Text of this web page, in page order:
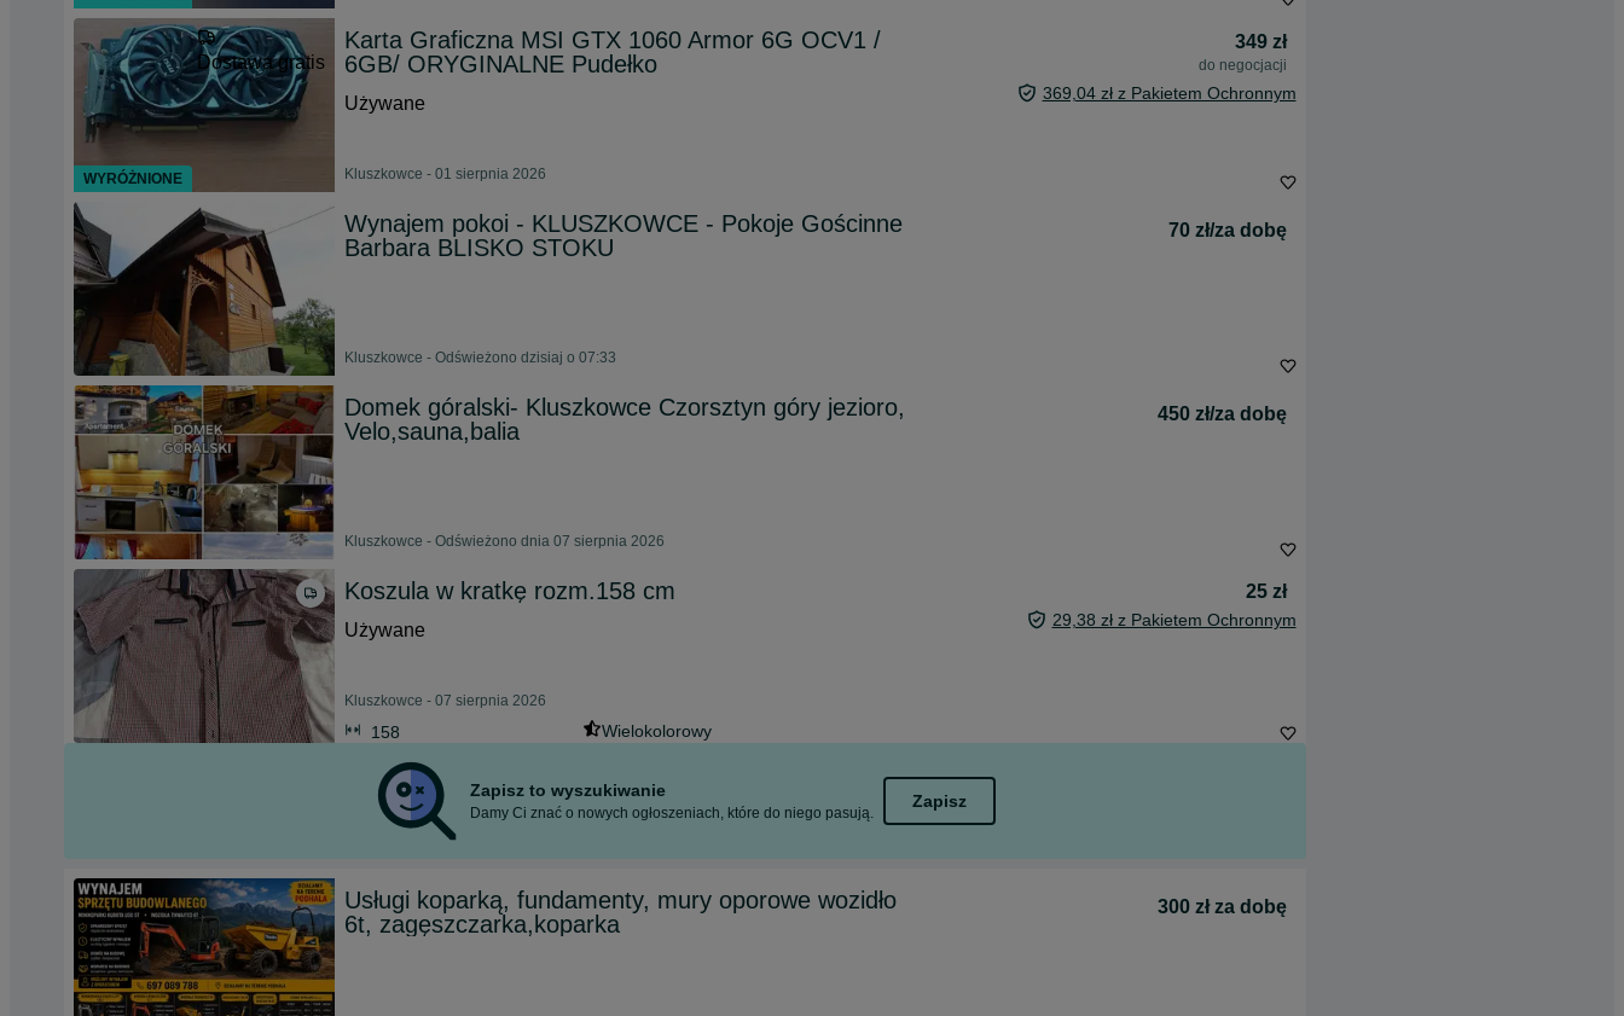
Dostawa gratis
Karta Graficzna MSI GTX 1060 Armor 6G OCV1 /
6GB/ ORYGINALNE Pudełko
349 zł
do negocjacji
Używane 369,04 zł z Pakietem Ochronnym
Kluszkowce - 01 sierpnia 2026
Wynajem pokoi - KLUSZKOWCE - Pokoje Gościnne
Barbara BLISKO STOKU
70 zł/za dobę
Kluszkowce - Odświeżono dzisiaj o 07:33
Domek góralski- Kluszkowce Czorsztyn góry jezioro,
Velo,sauna,balia
450 zł/za dobę
Kluszkowce - Odświeżono dnia 07 sierpnia 2026
Koszula w kratkę rozm.158 cm
25 zł
Używane
29,38 zł z Pakietem Ochronnym
Kluszkowce - 07 sierpnia 2026
158 Wielokolorowy
Zapisz to wyszukiwanie
Damy Ci znać o nowych ogłoszeniach, które do niego pasują.
Zapisz
Usługi koparką, fundamenty, mury oporowe wozidło
6t, zagęszczarka,koparka
300 zł za dobę
WYRÓŻNIONE